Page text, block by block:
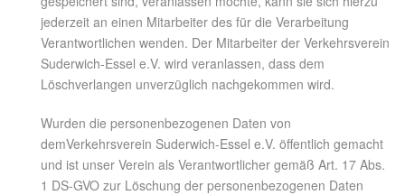
jederzeit an einen Mitarbeiter des für die Verarbeitung
Verantwortlichen wenden. Der Mitarbeiter der Verkehrsverein
Suderwich-Essel e.V. wird veranlassen, dass dem
Löschverlangen unverzüglich nachgekommen wird.
Wurden die personenbezogenen Daten von
demVerkehrsverein Suderwich-Essel e.V. öffentlich gemacht
und ist unser Verein als Verantwortlicher gemäß Art. 17 Abs.
1 DS-GVO zur Löschung der personenbezogenen Daten